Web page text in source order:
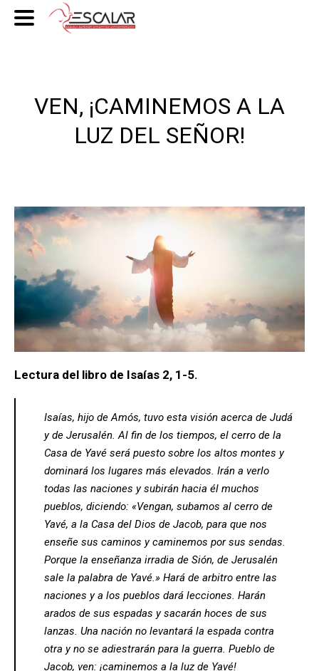
VEN, ¡CAMINEMOS A LA
LUZ DEL SEÑOR!
Lectura del libro de Isaías 2, 1-5.
Isaías, hijo de Amós, tuvo esta visión acerca de Judá
y de Jerusalén. Al fin de los tiempos, el cerro de la
Casa de Yavé será puesto sobre los altos montes y
dominará los lugares más elevados. Irán a verlo
todas las naciones y subirán hacia él muchos
pueblos, diciendo: «Vengan, subamos al cerro de
Yavé, a la Casa del Dios de Jacob, para que nos
enseñe sus caminos y caminemos por sus sendas.
Porque la enseñanza irradia de Sión, de Jerusalén
sale la palabra de Yavé.» Hará de arbitro entre las
naciones y a los pueblos dará lecciones. Harán
arados de sus espadas y sacarán hoces de sus
lanzas. Una nación no levantará la espada contra
otra y no se adiestrarán para la guerra. Pueblo de
Jacob, ven: ¡caminemos a la luz de Yavé!